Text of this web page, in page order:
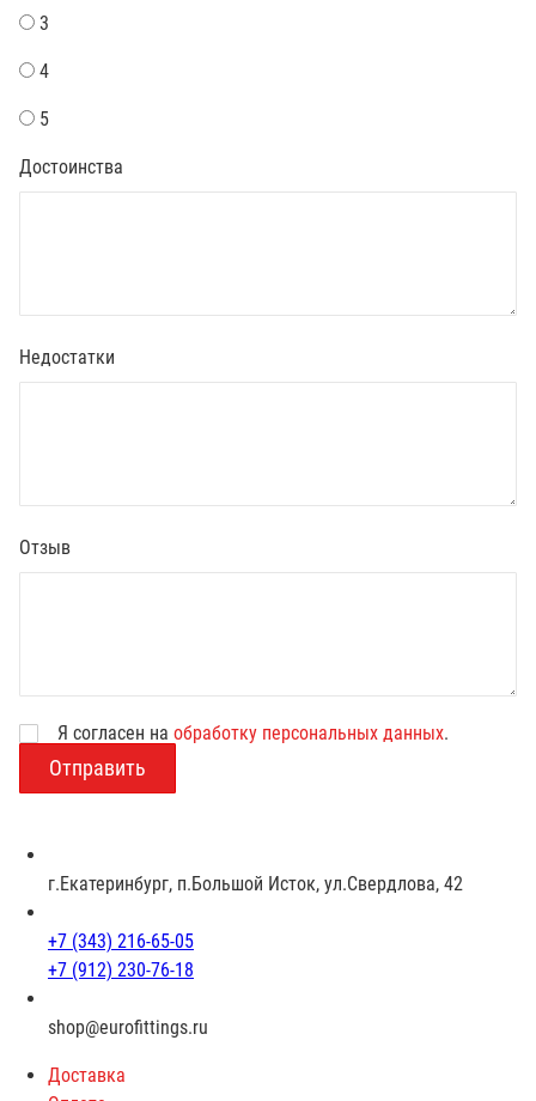
3
4
5
Достоинства
Недостатки
Отзыв
з
Я согласен на обработку персональных данных.
г.Екатеринбург, п.Большой Исток, ул.Свердлова, 42
+7 (343) 216-65-05
+7 (912) 230-76-18
shop@eurofittings.ru
Доставка